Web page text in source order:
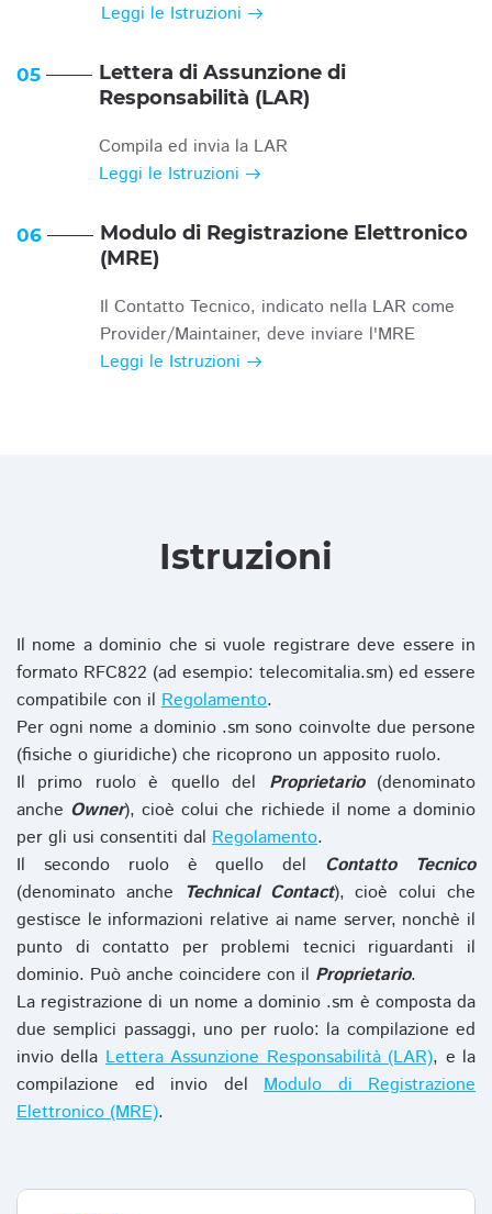
Leggi le Istruzioni
05
Lettera di Assunzione di
Responsabilità (LAR)
Compila ed invia la LAR
Leggi le Istruzioni
06
Modulo di Registrazione Elettronico
(MRE)
Il Contatto Tecnico, indicato nella LAR come
Provider/Maintainer, deve inviare l'MRE
Leggi le Istruzioni
Istruzioni
Il nome a dominio che si vuole registrare deve essere in
formato RFC822 (ad esempio: telecomitalia.sm) ed essere
compatibile con il Regolamento.
Per ogni nome a dominio .sm sono coinvolte due persone
(fisiche o giuridiche) che ricoprono un apposito ruolo.
Il primo ruolo è quello del Proprietario(denominato
anche Owner), cioè colui che richiede il nome a dominio
per gli usi consentiti dal Regolamento.
Il secondo ruolo è quello del Contatto Tecnico
(denominato anche Technical Contact), cioè colui che
gestisce le informazioni relative ai name server, nonchè il
punto di contatto per problemi tecnici riguardanti il
dominio. Può anche coincidere con il Proprietario.
La registrazione di un nome a dominio .sm è composta da
due semplici passaggi, uno per ruolo: la compilazione ed
invio dellaLettera Assunzione Responsabilità (LAR), e la
compilazione ed invio del Modulo di Registrazione
Elettronico (MRE).